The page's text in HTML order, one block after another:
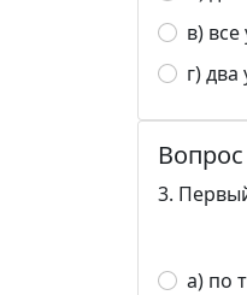
в)
г) два
3.
а) по